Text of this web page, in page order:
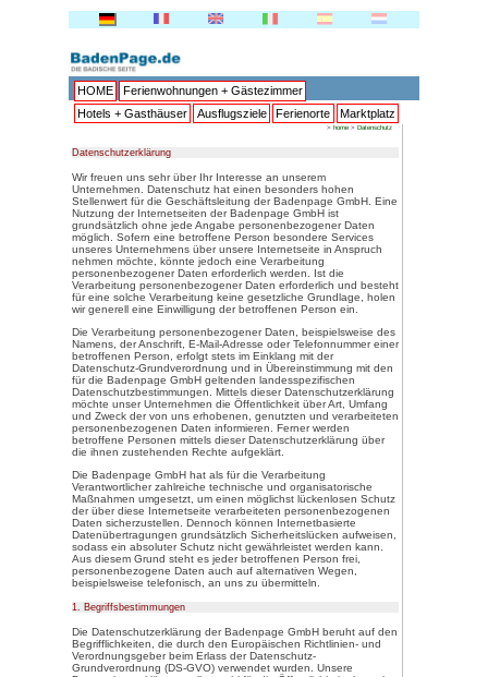
HOME
Ferienwohnungen +
Hotels + Gasthäuser
Datenschutzerklärung
Wir freuen uns sehr über Ihr
Unternehmen. Datenschutz
Stellenwert für die
Nutzung der Internetseiten der
grundsätzlich ohne jede
möglich. Sofern eine
unseres Unternehmens über
nehmen möchte, könnte
personenbezogener Daten
Verarbeitung
für eine solche Verarbeitung
wir generell eine Einwilligung